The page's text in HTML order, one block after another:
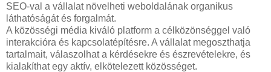
SEO-val a vállalat növelheti weboldalának organikus
láthatóságát és forgalmát.
A közösségi média kiváló platform a célközönséggel való
interakcióra és kapcsolatépítésre. A vállalat megoszthatja
tartalmait, válaszolhat a kérdésekre és észrevételekre, és
kialakíthat egy aktív, elkötelezett közösséget.